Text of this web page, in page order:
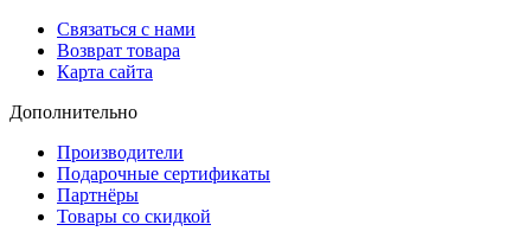
Связаться с нами
Возврат товара
Карта сайта
Дополнительно
Производители
Подарочные сертификаты
Партнёры
Товары со скидкой